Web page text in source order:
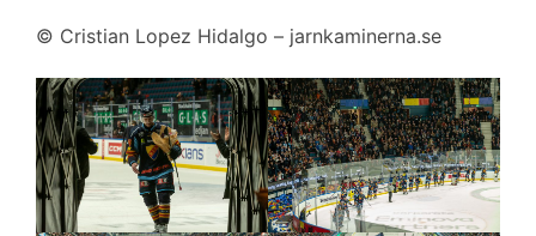
© Cristian Lopez Hidalgo – jarnkaminerna.se